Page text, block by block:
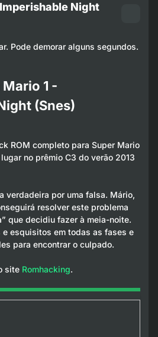
Night
Pode demorar alguns segundos.
1 -
(Snes)
ROM completo para Super Mario
no prêmio C3 do verão 2013
verdadeira por uma falsa. Mário,
resolver este problema
que decidiu fazer à meia-noite.
e esquisitos em todas as fases e
para encontrar o culpado.
site Romhacking.